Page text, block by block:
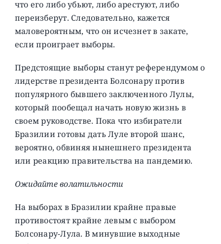
что его либо убьют, либо арестуют, либо
переизберут. Следовательно, кажется
маловероятным, что он исчезнет в закате,
если проиграет выборы.
Предстоящие выборы станут референдумом о
лидерстве президента Болсонару против
популярного бывшего заключенного Лулы,
который пообещал начать новую жизнь в
своем руководстве. Пока что избиратели
Бразилии готовы дать Луле второй шанс,
вероятно, обвиняя нынешнего президента
или реакцию правительства на пандемию.
Ожидайте волатильности
На выборах в Бразилии крайне правые
противостоят крайне левым с выбором
Болсонару-Лула. В минувшие выходные